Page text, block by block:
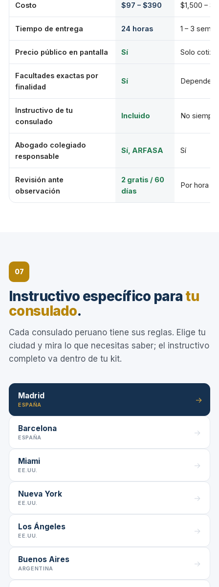
Costo $97 – $390 $1,500 –
Tiempo de entrega 24 horas 1 – 3
Precio público en pantalla Sí Solo
Facultades exactas por
finalidad
Sí Depende
Instructivo de tu
consulado
Incluido No siempre
Abogado colegiado
responsable
Sí, ARFASA Sí
Revisión ante
observación
2 gratis / 60
días
Por hora
07
Instructivo específico para tu
consulado.
Cada consulado peruano tiene sus reglas. Elige tu
ciudad y mira lo que necesitas saber; el instructivo
completo va dentro de tu kit.
Madrid
ESPAÑA
→
Barcelona
ESPAÑA
→
Miami
EE.UU.
→
Nueva York
EE.UU.
→
Los Ángeles
EE.UU.
→
Buenos Aires
ARGENTINA
→